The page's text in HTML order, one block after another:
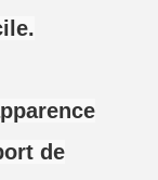
de